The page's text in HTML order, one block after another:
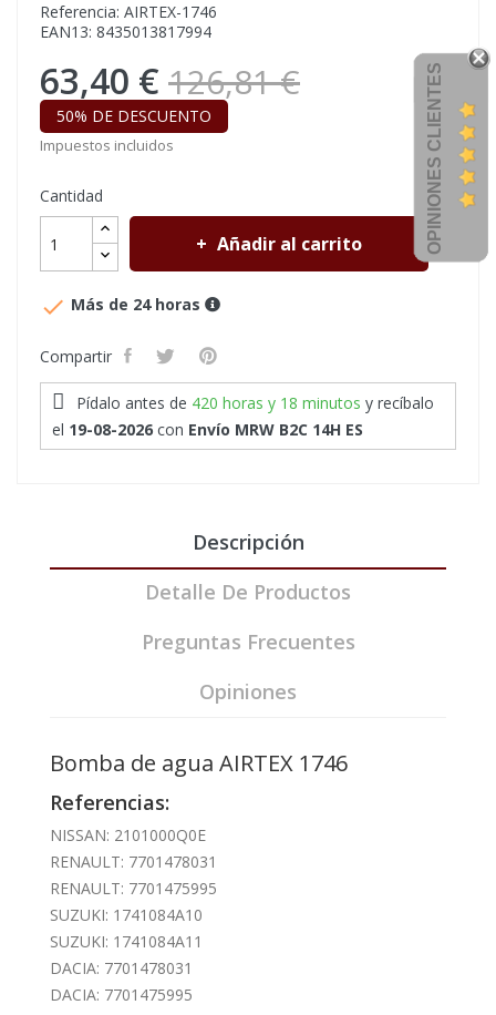
Referencia: AIRTEX-1746
EAN13: 8435013817994
63,40 € 126,81 €
50% DE DESCUENTO
Impuestos incluidos
Cantidad
Añadir al carrito
 Más de 24 horas
Compartir
Pídalo antes de 420 horas y 18 minutos y recíbalo
el 19-08-2026 con Envío MRW B2C 14H ES
Descripción
Detalle De Productos
Preguntas Frecuentes
Opiniones
Bomba de agua AIRTEX 1746
Referencias:
NISSAN: 2101000Q0E
RENAULT: 7701478031
RENAULT: 7701475995
SUZUKI: 1741084A10
SUZUKI: 1741084A11
DACIA: 7701478031
DACIA: 7701475995
OPINIONES CLIENTES